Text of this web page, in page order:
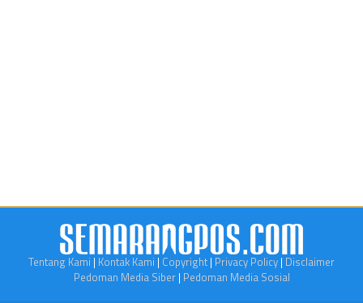
Tentang Kami | Kontak Kami | Copyright | Privacy Policy | Disclaimer
Pedoman Media Siber| Pedoman Media Sosial